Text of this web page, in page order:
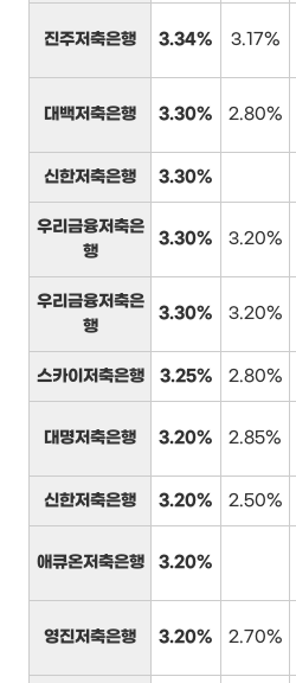
진주저축은행 3.34% 3.17%
대백저축은행 3.30% 2.80%
신한저축은행 3.30%
우리금융저축은
행
3.30% 3.20%
우리금융저축은
행
3.30% 3.20%
스카이저축은행 3.25% 2.80%
대명저축은행 3.20% 2.85%
신한저축은행 3.20% 2.50%
애큐온저축은행 3.20%
영진저축은행 3.20% 2.70%